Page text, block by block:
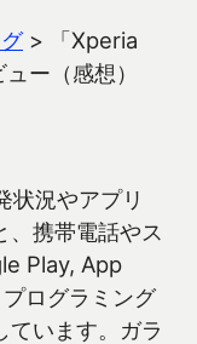
>
「Xperia
ー（感想）
状況やアプリ
、携帯電話やス
Play, App
ログラミング
ています。ガラ